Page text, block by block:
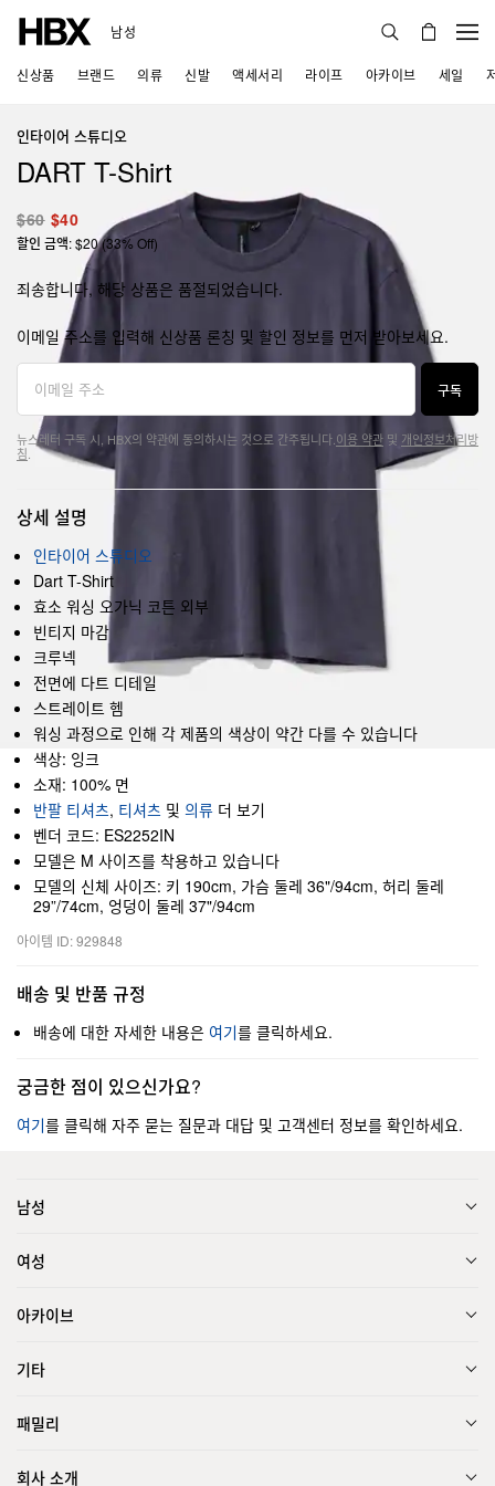
남성
신상품 브랜드 의류 신발 액세서리 라이프 아카이브 세일
인타이어 스튜디오
DART T-Shirt
$60 $40
할인 금액: $20 (33% Off)
죄송합니다, 해당 상품은 품절되었습니다.
이메일 주소를 입력해 신상품 론칭 및 할인 정보를 먼저 받아보세요.
구독
뉴스레터 구독 시, HBX의 약관에 동의하시는 것으로 간주됩니다. 이용 약관 및 개인정보처리방
침
상세 설명
인타이어 스튜디오
Dart T-Shirt
효소 워싱 오가닉 코튼 외부
빈티지 마감
크루넥
전면에 다트 디테일
스트레이트 헴
워싱 과정으로 인해 각 제품의 색상이 약간 다를 수 있습니다
색상: 잉크
소재: 100% 면
반팔 티셔츠, 티셔츠 및 의류 더 보기
벤더 코드: ES2252IN
모델은 M 사이즈를 착용하고 있습니다
모델의 신체 사이즈: 키 190cm, 가슴 둘레 36"/94cm, 허리 둘레
29”/74cm, 엉덩이 둘레 37"/94cm
아이템 ID: 929848
배송 및 반품 규정
배송에 대한 자세한 내용은 여기를 클릭하세요.
궁금한 점이 있으신가요?
여기를 클릭해 자주 묻는 질문과 대답 및 고객센터 정보를 확인하세요.
남성
여성
아카이브
기타
패밀리
회사 소개